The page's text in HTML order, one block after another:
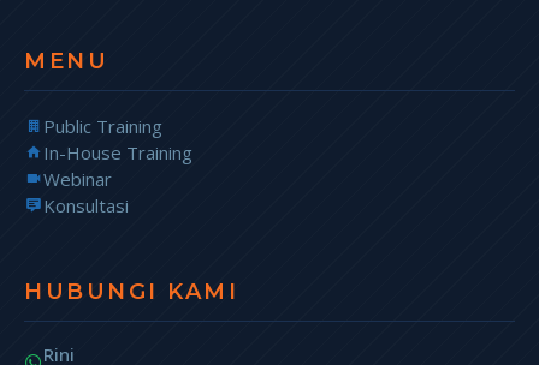
MENU
Public Training
In-House Training
Webinar
Konsultasi
HUBUNGI KAMI
Rini